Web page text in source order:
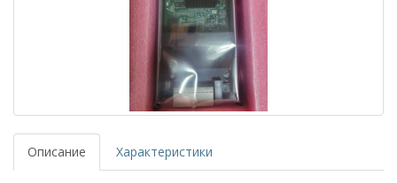
Описание Характеристики